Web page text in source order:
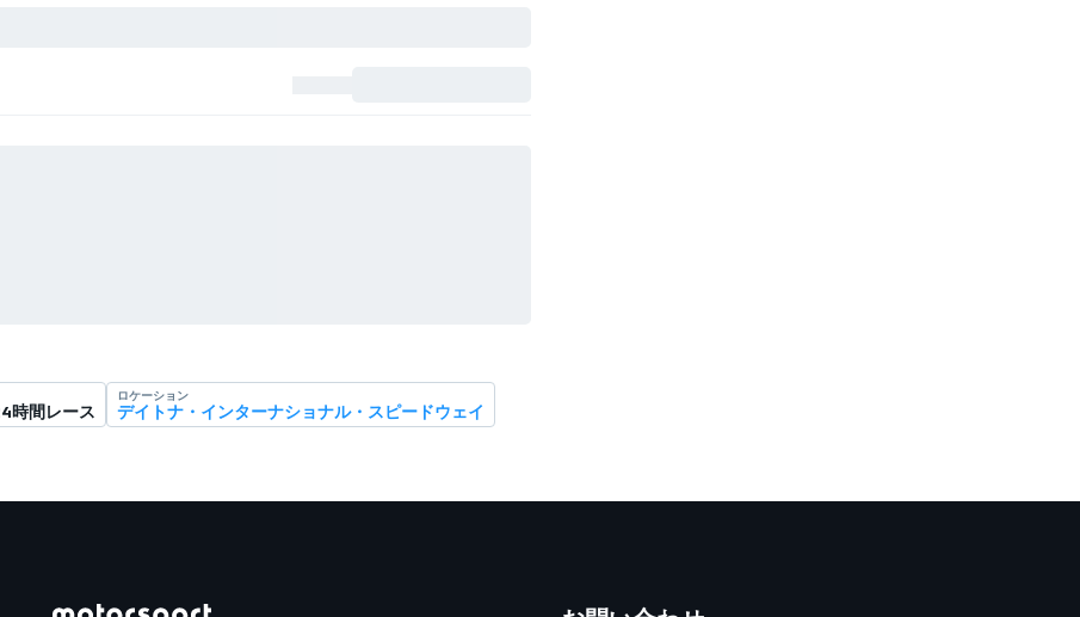
時間レース
ロケーション
デイトナ・インターナショナル・スピードウェイ